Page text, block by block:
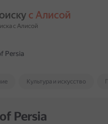
с Алисой
с Алисой
Persia
Культура и искусство
Persia